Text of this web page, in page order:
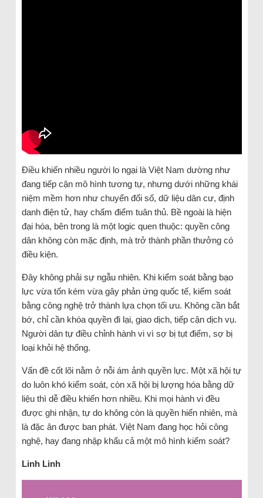
Điều khiến nhiều người lo ngại là Việt Nam dường như
đang tiếp cận mô hình tương tự, nhưng dưới những khái
niệm mềm hơn như chuyển đổi số, dữ liệu dân cư, định
danh điện tử, hay chấm điểm tuân thủ. Bề ngoài là hiện
đại hóa, bên trong là một logic quen thuộc: quyền công
dân không còn mặc định, mà trở thành phần thưởng có
điều kiện.
Đây không phải sự ngẫu nhiên. Khi kiểm soát bằng bạo
lực vừa tốn kém vừa gây phản ứng quốc tế, kiểm soát
bằng công nghệ trở thành lựa chọn tối ưu. Không cần bắt
bớ, chỉ cần khóa quyền đi lại, giao dịch, tiếp cận dịch vụ.
Người dân tự điều chỉnh hành vi vì sợ bị tụt điểm, sợ bị
loại khỏi hệ thống.
Vấn đề cốt lõi nằm ở nỗi ám ảnh quyền lực. Một xã hội tự
do luôn khó kiểm soát, còn xã hội bị lượng hóa bằng dữ
liệu thì dễ điều khiển hơn nhiều. Khi mọi hành vi đều
được ghi nhận, tự do không còn là quyền hiển nhiên, mà
là đặc ân được ban phát. Việt Nam đang học hỏi công
nghệ, hay đang nhập khẩu cả một mô hình kiểm soát?
Linh Linh